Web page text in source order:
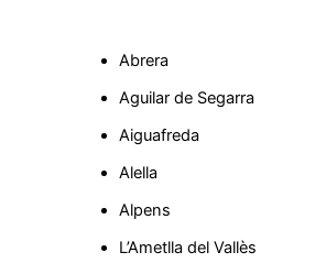
Abrera
Aguilar de Segarra
Aiguafreda
Alella
Alpens
L’Ametlla del Vallès